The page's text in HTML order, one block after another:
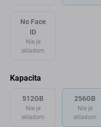
No Face
ID
Nie je
skladom
Kapacita
512GB
Nie je
skladom
256GB
Nie je
skladom